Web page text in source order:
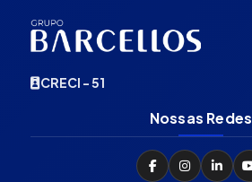
CRECI - 51
Nossas Redes